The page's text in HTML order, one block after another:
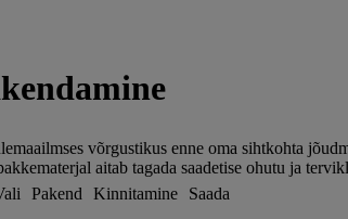
võrgustikus enne oma sihtkohta
aitab tagada saadetise ohutu ja
Pakend Kinnitamine Saada